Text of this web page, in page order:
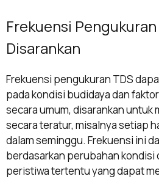
Frekuensi
Disarankan
Frekuensi pengukuran TDS
pada kondisi budidaya dan
secara umum, disarankan untuk
secara teratur, misalnya setiap
dalam seminggu. Frekuensi ini
berdasarkan perubahan kondisi
peristiwa tertentu yang dapat